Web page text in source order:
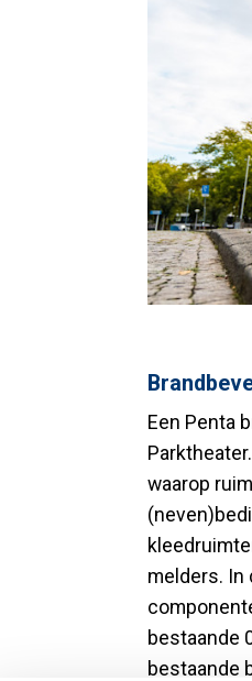
Een Penta
waarop
melders. In
bestaande
bestaande